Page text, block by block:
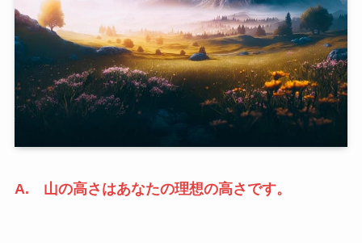
A. 山の高さはあなたの理想の高さです。